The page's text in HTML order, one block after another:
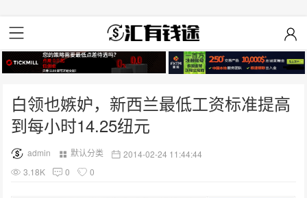
白领也嫉妒，新西兰最低工资标准提高
到每小时14.25纽元
admin 默认分类
2014-02-24 11:44:44
3.18K
0 0